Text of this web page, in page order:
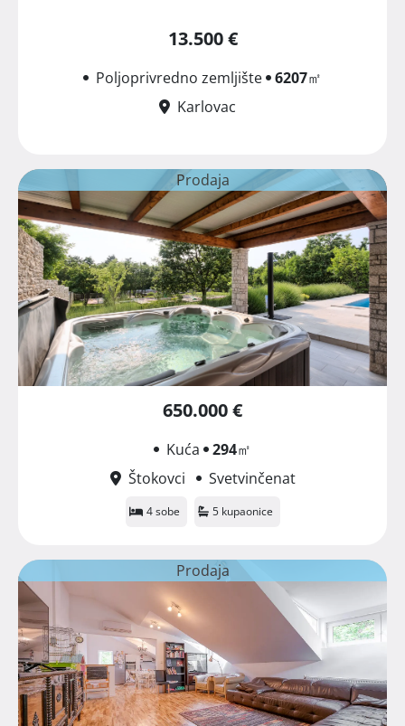
13.500 €
Poljoprivredno zemljište 6207㎡
Karlovac
Prodaja
650.000 €
Kuća 294㎡
Štokovci
Svetvinčenat
4 sobe 5 kupaonice
Prodaja